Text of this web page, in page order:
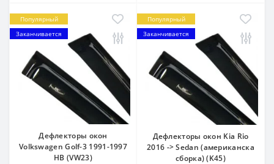
Популярный
Заканчивается
Дефлекторы окон
Volkswagen Golf-3 1991-1997
HB (VW23)
Популярный
Заканчивается
Дефлекторы окон Kia Rio
2016 -> Sedan (американска
сборка) (K45)